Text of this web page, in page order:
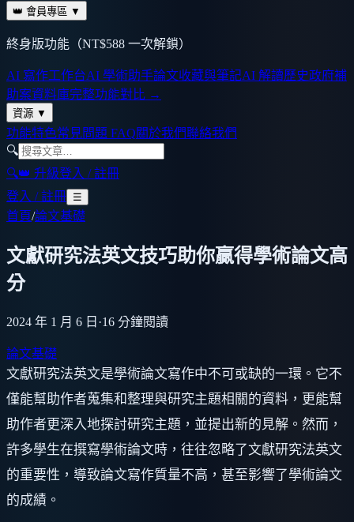
👑 會員專區 ▼
終身版功能（NT$588 一次解鎖）
AI 寫作工作台AI 學術助手論文收藏與筆記AI 解讀歷史政府補
助案資料庫完整功能對比 →
資源 ▼
功能特色常見問題 FAQ關於我們聯絡我們
🔍
🔍👑 升級登入 / 註冊
登入 / 註冊 ☰
首頁/論文基礎
文獻研究法英文技巧助你贏得學術論文高
分
2024 年 1 月 6 日 ·16 分鐘閱讀
論文基礎
文獻研究法英文是學術論文寫作中不可或缺的一環。它不
僅能幫助作者蒐集和整理與研究主題相關的資料，更能幫
助作者更深入地探討研究主題，並提出新的見解。然而，
許多學生在撰寫學術論文時，往往忽略了文獻研究法英文
的重要性，導致論文寫作質量不高，甚至影響了學術論文
的成績。